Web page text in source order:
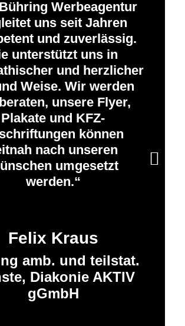
Werbeagentur
uns seit Jahren
und zuverlässig.
unterstützt uns in
und herzlicher
Weise. Wir werden
unsere Flyer,
Plakate und KFZ-
können
nach unseren
umgesetzt
werden.
Felix Kraus
amb. und teilstat.
Diakonie AKTIV
gGmbH
Weiter